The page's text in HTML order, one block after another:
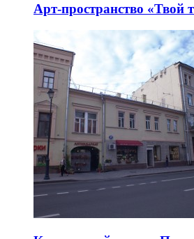
Арт-пространство «Твой